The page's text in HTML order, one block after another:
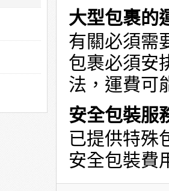
大型包裹的
有關必須需
包裹必須安
法，運費可
安全包裝服
已提供特殊
安全包裝費